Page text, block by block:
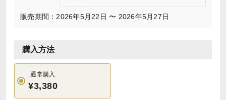
販売期間：2026年5月22日 〜 2026年5月27日
購入方法
通常購入
¥3,380